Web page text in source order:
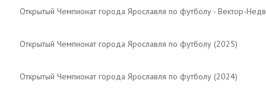
Открытый Чемпионат города Ярославля по футболу - Вектор-
Открытый Чемпионат города Ярославля по футболу (2025)
Открытый Чемпионат города Ярославля по футболу (2024)